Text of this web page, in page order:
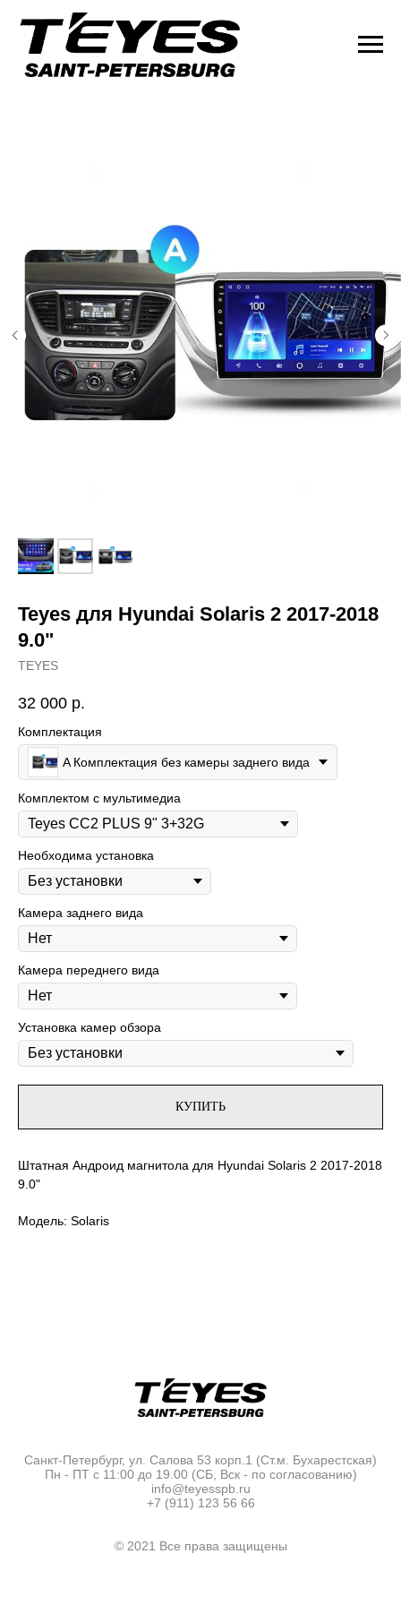
Teyes для Hyundai Solaris 2 2017-2018
9.0"
TEYES
32 000 р.
Комплектация
A Комплектация без камеры заднего вида
Комплектом с мультимедиа
Необходима установка
Камера заднего вида
Камера переднего вида
Установка камер обзора
КУПИТЬ
Штатная Андроид магнитола для Hyundai Solaris 2 2017-2018
9.0"
Модель: Solaris
Санкт-Петербург, ул. Салова 53 корп.1 (Ст.м. Бухарестская)
Пн - ПТ с 11:00 до 19.00 (СБ, Вск - по согласованию)
info@teyesspb.ru
+7 (911) 123 56 66
© 2021 Все права защищены